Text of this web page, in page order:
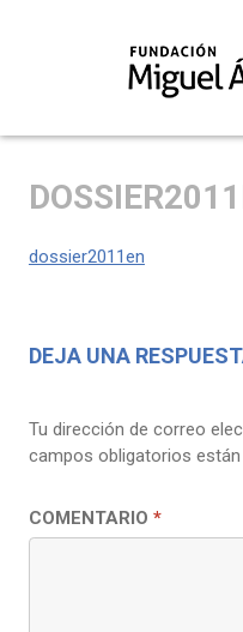
dossier2011en
DEJA UNA
Tu dirección de correo
campos obligatorios
COMENTARIO *